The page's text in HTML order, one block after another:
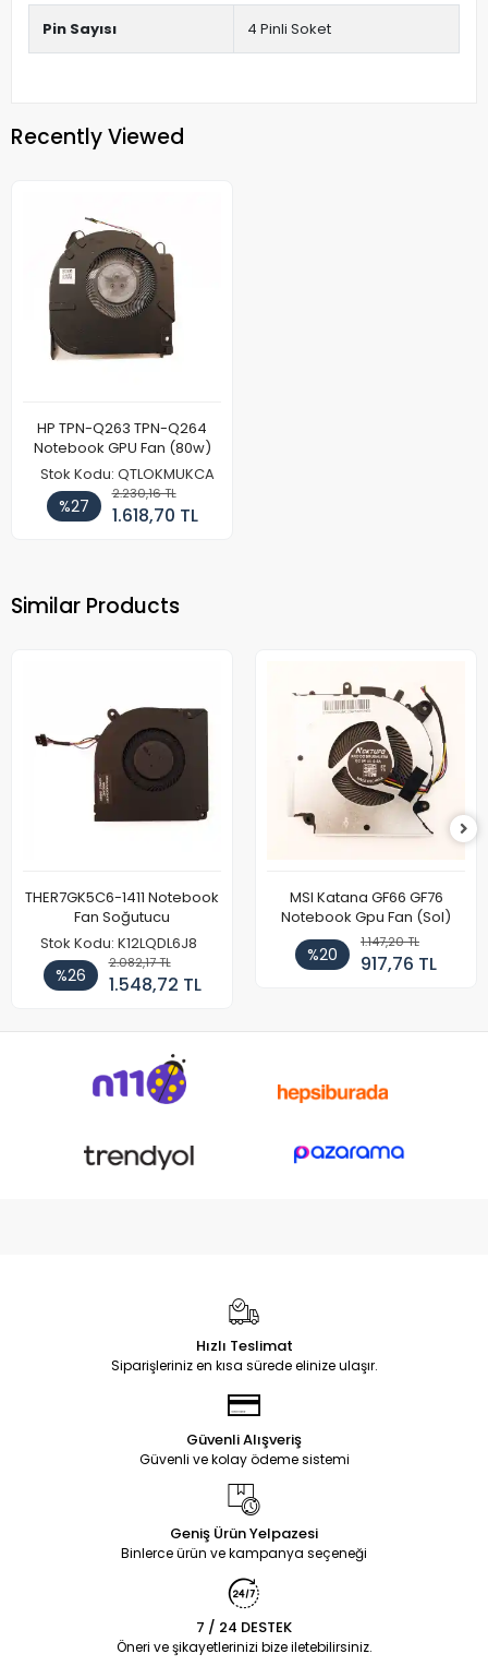
Pin Sayısı 4 Pinli Soket
Recently Viewed
HP TPN-Q263 TPN-Q264
Notebook GPU Fan (80w)
Stok Kodu: QTLOKMUKCA
%27
2.230,16 TL
1.618,70 TL
Similar Products
THER7GK5C6-1411 Notebook
Fan Soğutucu
Stok Kodu: K12LQDL6J8
%26
2.082,17 TL
1.548,72 TL
MSI Katana GF66 GF76
Notebook Gpu Fan (Sol)
%20
1.147,20 TL
917,76 TL
Hızlı Teslimat
Siparişleriniz en kısa sürede elinize ulaşır.
Güvenli Alışveriş
Güvenli ve kolay ödeme sistemi
Geniş Ürün Yelpazesi
Binlerce ürün ve kampanya seçeneği
7 / 24 DESTEK
Öneri ve şikayetlerinizi bize iletebilirsiniz.